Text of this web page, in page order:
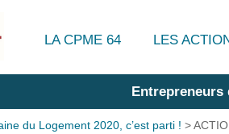
LA CPME 64 LES
Entrepreneurs
du Logement 2020, c’est parti ! >